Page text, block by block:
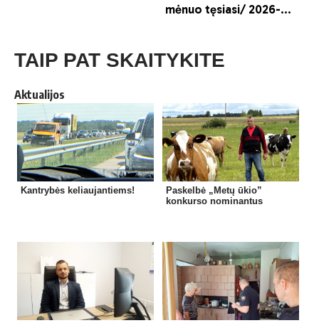
TAIP PAT SKAITYKITE
Aktualijos
Kantrybės keliaujantiems!
Paskelbė „Metų ūkio”
konkurso nominantus